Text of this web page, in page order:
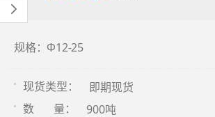
规格：Φ12-25
现货类型： 即期现货
数 量： 900吨